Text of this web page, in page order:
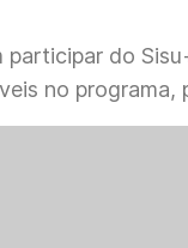
do
no